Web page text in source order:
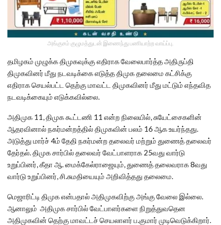
அங்குசம் குழுமத்துடன் இணைந்து பணியாற்ற வாய்ப்பு.
தமிழகம் முழுக்க திமுகவுக்கு எதிராக வேலைபார்த்த அதிருப்தி
திமுகவினர் மீது நடவடிக்கை எடுத்த திமுக தலைமை கட்சிக்கு
எதிராக செயல்பட்ட தெற்கு மாவட்ட திமுகவினர் மீது மட்டும் எந்தவித
நடவடிக்கையும் எடுக்கவில்லை.
அதிமுக 11, திமுக கூட்டணி 11 என்ற நிலையில், சுயேட்சைகளின்
ஆதரவினால் நகர்மன்றத்தில் திமுகவின் பலம் 16 ஆக உயர்ந்தது.
அடுத்து மார்ச் 4ம் தேதி நகர்மன்ற தலைவர் மற்றும் துணைத் தலைவர்
தேர்தல். திமுக சார்பில் தலைவர் வேட்பாளராக 25வது வார்டு
உறுப்பினர், கீதா ஆ. மைக்கேல்ராஜையும், துணைத் தலைவராக 8வது
வார்டு உறுப்பினர், சி.சுமதியையும் அறிவித்தது தலைமை.
மெஜாரிட்டி திமுக என்பதால் அதிமுகவிற்கு அங்கு வேலை இல்லை.
ஆனாலும் அதிமுக சார்பில் வேட்பாளர்களை நிறுத்துவதென
அதிமுகவின் தெற்கு மாவட்டச் செயலாளர் ப.குமார் முடிவெடுக்கிறார்.